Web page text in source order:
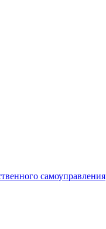
самоуправления